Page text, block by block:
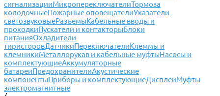
сигнализацииМикропереключателиТормоза
колодочныеПожарные оповещателиУказатели
светозвуковыеРазъемыКабельные вводы и
проходкиПускатели и контакторыБлоки
питанияОхладители
тиристоровДатчикиПереключателиКлеммы и
клемникиМеталлорукав и кабельные муфтыНасосы и
комплектующиеАккумуляторные
батареиПредохранителиАкустические
компонентыПриборы и комплектующиеДисплеиМуфты
электромагнитные